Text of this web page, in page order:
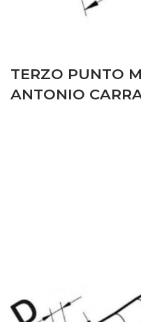
TERZO PUNTO
ANTONIO